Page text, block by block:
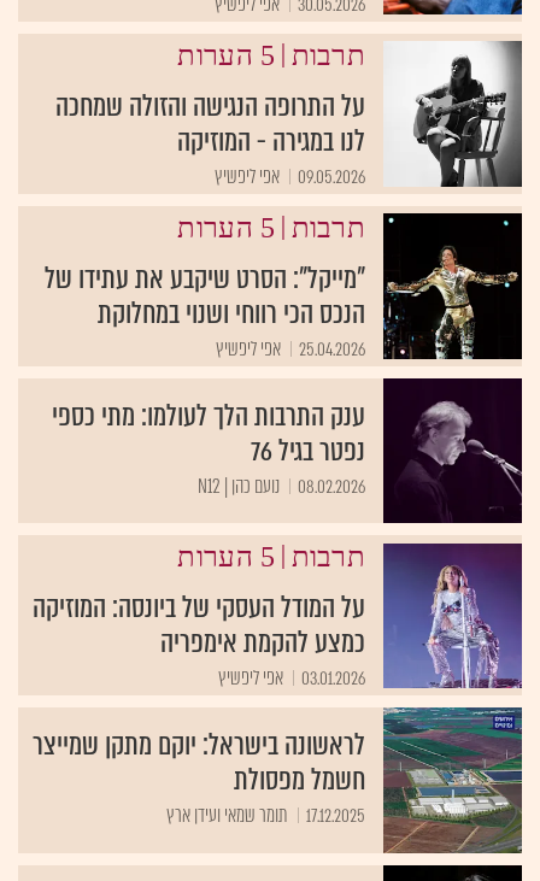
תרבות | 5 הערות
על התרופה הנגישה והזולה שמחכה
לנו במגירה - המוזיקה
09.05.2026 אפי ליפשיץ
תרבות | 5 הערות
"מייקל": הסרט שיקבע את עתידו של
הנכס הכי רווחי ושנוי במחלוקת
25.04.2026 אפי ליפשיץ
ענק התרבות הלך לעולמו: מתי כספי
נפטר בגיל 76
08.02.2026 נועם כהן | N12
תרבות | 5 הערות
על המודל העסקי של ביונסה: המוזיקה
כמצע להקמת אימפריה
03.01.2026 אפי ליפשיץ
לראשונה בישראל: יוקם מתקן שמייצר
חשמל מפסולת
17.12.2025 תומר שמאי ועידן ארץ